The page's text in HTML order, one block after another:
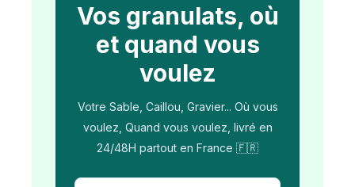
Vos granulats, où
et quand vous
voulez
Votre Sable, Caillou, Gravier... Où vous
voulez, Quand vous voulez, livré en
24/48H partout en France 🇫🇷